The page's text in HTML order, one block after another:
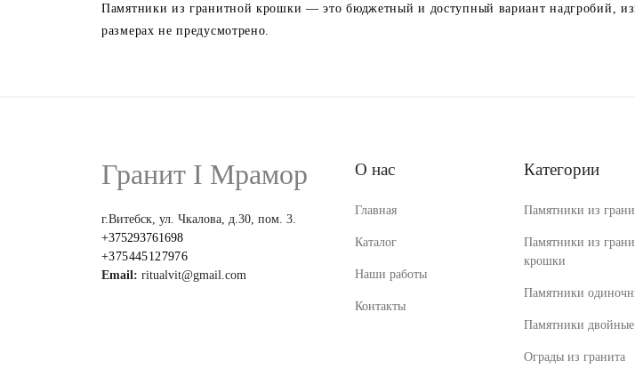
Памятники из гранитной крошки — это бюджетный и доступный вариант надгробий,
размерах не предусмотрено.
Гранит I Мрамор
г.Витебск, ул. Чкалова, д.30, пом. 3.
+375293761698
+375445127976
Email: ritualvit@gmail.com
О нас
Главная
Каталог
Наши работы
Контакты
Категории
Памятники из
Памятники из
крошки
Памятники
Памятники двойные
Ограды из гранита